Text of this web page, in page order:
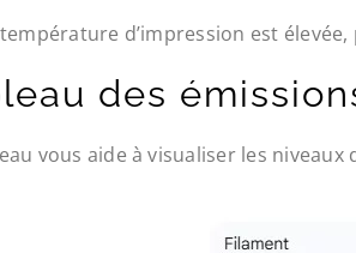
d’impression est
des
vous aide à visualiser les